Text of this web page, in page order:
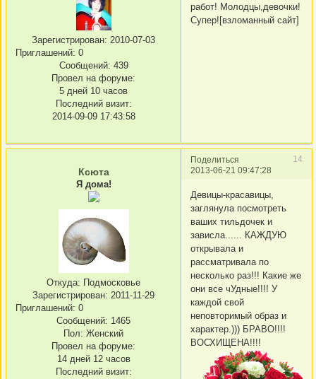
Зарегистрирован: 2010-07-03
Приглашений: 0
Сообщений: 439
Провел на форуме:
5 дней 10 часов
Последний визит:
2014-09-09 17:43:58
работ! Молодцы,девочки!
Супер![взломанный сайт]
Поделиться
14
2013-06-21 09:47:28
Ксюта
Я дома!
Откуда: Подмосковье
Зарегистрирован: 2011-11-29
Приглашений: 0
Сообщений: 1465
Пол: Женский
Провел на форуме:
14 дней 12 часов
Последний визит:
Девицы-красавицы,
заглянула посмотреть
ваших тильдочек и
зависла...... КАЖДУЮ
открывала и
рассматривала по
несколько раз!!! Какие же
они все чУдные!!!! У
каждой свой
неповторимый образ и
характер.))) БРАВО!!!!
ВОСХИЩЕНА!!!!